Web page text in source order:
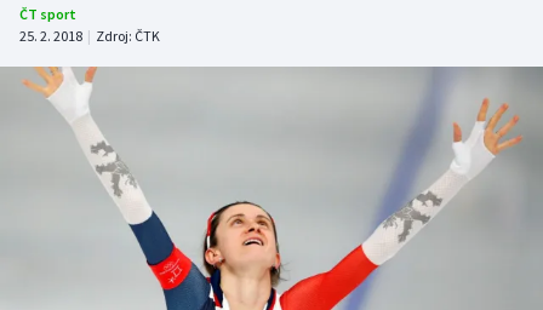
Atletika
Cyklistika
DALŠÍ SPORTY
Americký fotbal
Baseball a softbal
NEPŘEHLÉDNĚTE
ČT sport
25. 2. 2018 | Zdroj: ČTK